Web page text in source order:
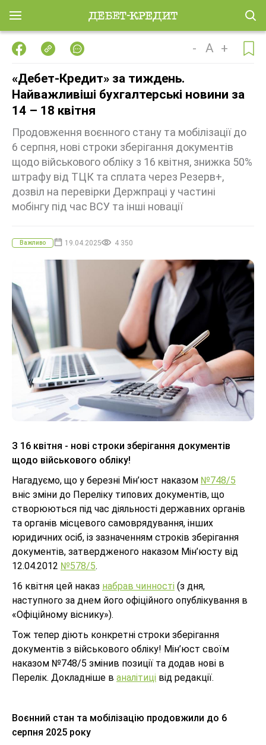
- A +
«Дебет-Кредит» за тиждень.
Найважливіші бухгалтерські новини за
14 – 18 квітня
Продовження воєнного стану та мобілізації до
6 серпня, нові строки зберігання документів
щодо військового обліку з 16 квітня, знижка 50%
штрафу від ТЦК та сплата через Резерв+,
дозвіл на перевірки Держпраці у частині
мобінгу під час ВСУ та інші новації
Важливо 19.04.2025 4 350
З 16 квітня - нові строки зберігання документів
щодо військового обліку!
Нагадуємо, що у березні Мін’юст наказом №748/5
вніс зміни до Переліку типових документів, що
створюються під час діяльності державних органів
та органів місцевого самоврядування, інших
юридичних осіб, із зазначенням строків зберігання
документів, затвердженого наказом Мін’юсту від
12.04.2012 №578/5.
16 квітня цей наказ набрав чинності (з дня,
наступного за днем його офіційного опублікування в
«Офіційному віснику»).
Тож тепер діють конкретні строки зберігання
документів з військового обліку! Мін’юст своїм
наказом №748/5 змінив позиції та додав нові в
Перелік. Докладніше в аналітиці від редакції.
Воєнний стан та мобілізацію продовжили до 6
серпня 2025 року